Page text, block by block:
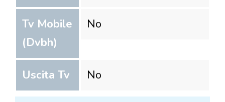
Tv Mobile
(Dvbh)
No
Uscita Tv No